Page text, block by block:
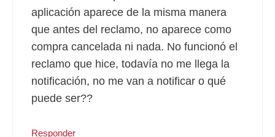
aplicación aparece de la misma manera
que antes del reclamo, no aparece como
compra cancelada ni nada. No funcionó el
reclamo que hice, todavía no me llega la
notificación, no me van a notificar o qué
puede ser??
Responder